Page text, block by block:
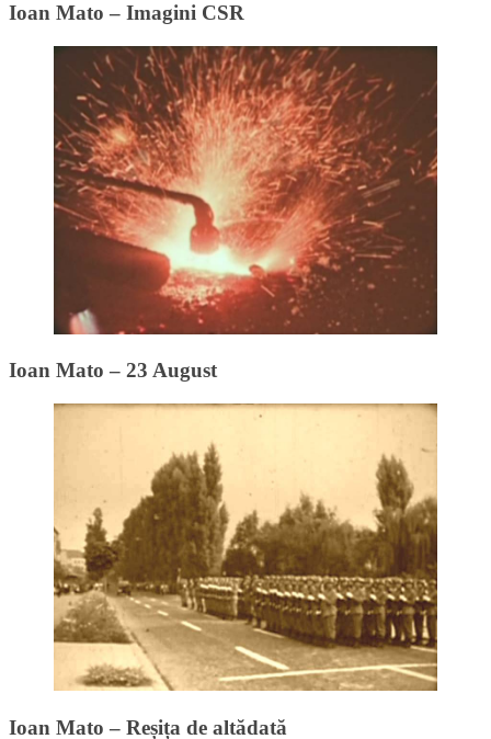
Ioan Mato – Imagini CSR
Ioan Mato – 23 August
Ioan Mato – Reșița de altădată